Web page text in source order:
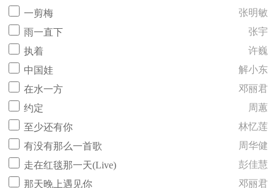
一剪梅
张明敏
雨一直下
张宇
执着
许巍
中国娃
解小东
在水一方
邓丽君
约定
周蕙
至少还有你
林忆莲
有没有那么一首歌
周华健
走在红毯那一天(Live)
彭佳慧
那天晚上遇见你
邓丽君